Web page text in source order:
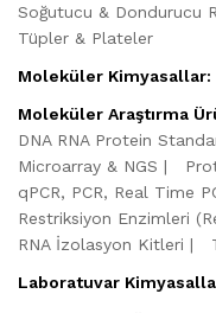
Soğutucu & Dondurucu
Tüpler & Plateler
Moleküler Kimyasallar:
Moleküler Araştırma
DNA RNA Protein
Microarray & NGS
qPCR, PCR, Real Time
Restriksiyon Enzimleri
RNA İzolasyon Kitleri
Laboratuvar